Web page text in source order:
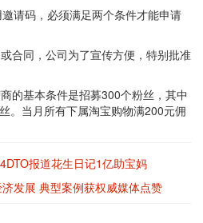
请码，必须满足两个条件才能申请
合同，公司为了宣传方便，特别批准
的基本条件是招募300个粉丝，其中
。当月所有下属淘宝购物满200元佣
报道花生日记1亿助宝妈
发展 典型案例获权威媒体点赞